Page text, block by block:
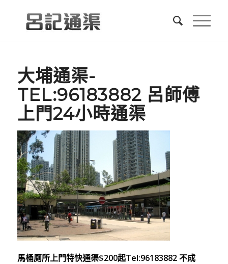
大埔通渠-
TEL:96183882 呂師傅
上門24小時通渠
馬桶厠所上門特快通渠$200起Tel:96183882 不成